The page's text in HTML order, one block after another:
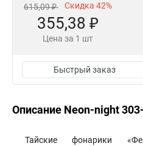
615,09 ₽ Скидка 42%
355,38 ₽
Цена за 1 шт
Быстрый заказ
Описание Neon-night
Тайские фонарики